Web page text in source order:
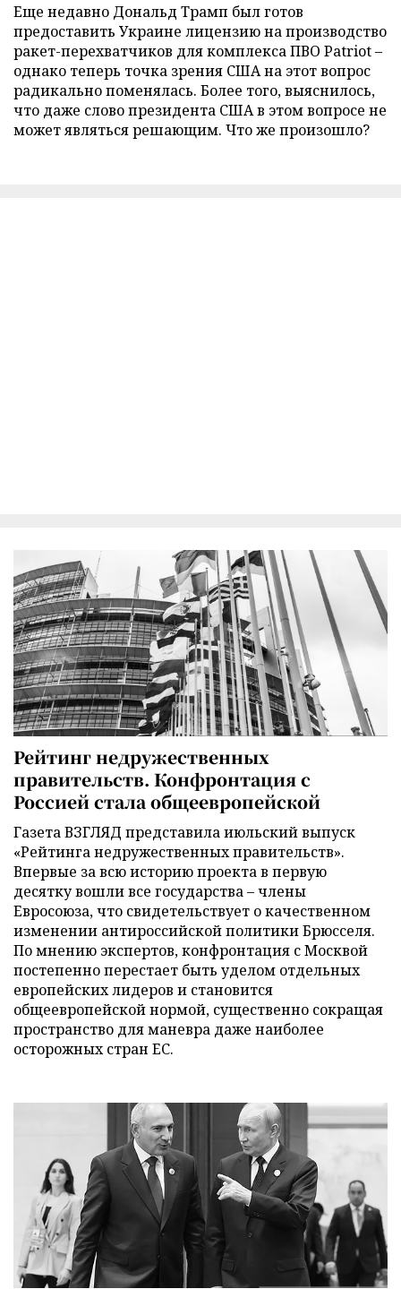
Еще недавно Дональд Трамп был готов
предоставить Украине лицензию на производство
ракет-перехватчиков для комплекса ПВО Patriot –
однако теперь точка зрения США на этот вопрос
радикально поменялась. Более того, выяснилось,
что даже слово президента США в этом вопросе не
может являться решающим. Что же произошло?
Рейтинг недружественных
правительств. Конфронтация с
Россией стала общеевропейской
Газета ВЗГЛЯД представила июльский выпуск
«Рейтинга недружественных правительств».
Впервые за всю историю проекта в первую
десятку вошли все государства – члены
Евросоюза, что свидетельствует о качественном
изменении антироссийской политики Брюсселя.
По мнению экспертов, конфронтация с Москвой
постепенно перестает быть уделом отдельных
европейских лидеров и становится
общеевропейской нормой, существенно сокращая
пространство для маневра даже наиболее
осторожных стран ЕС.